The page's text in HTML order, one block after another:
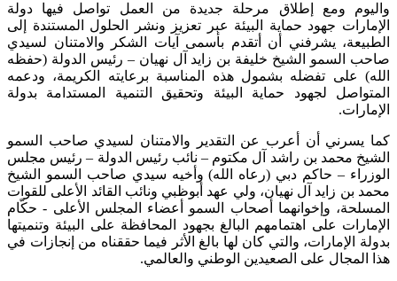
واليوم ومع إطلاق مرحلة جديدة من العمل تواصل فيها دولة
الإمارات جهود حماية البيئة عبر تعزيز ونشر الحلول المستندة إلى
الطبيعة، يشرفني أن أتقدم بأسمى آيات الشكر والامتنان لسيدي
صاحب السمو الشيخ خليفة بن زايد آل نهيان – رئيس الدولة (حفظه
الله) على تفضله بشمول هذه المناسبة برعايته الكريمة، ودعمه
المتواصل لجهود حماية البيئة وتحقيق التنمية المستدامة بدولة
الإمارات.
كما يسرني أن أعرب عن التقدير والامتنان لسيدي صاحب السمو
الشيخ محمد بن راشد آل مكتوم – نائب رئيس الدولة – رئيس مجلس
الوزراء – حاكم دبي (رعاه الله) وأخيه سيدي صاحب السمو الشيخ
محمد بن زايد آل نهيان، ولي عهد أبوظبي ونائب القائد الأعلى للقوات
المسلحة، وإخوانهما أصحاب السمو أعضاء المجلس الأعلى - حكّام
الإمارات على اهتمامهم البالغ بجهود المحافظة على البيئة وتنميتها
بدولة الإمارات، والتي كان لها بالغ الأثر فيما حققناه من إنجازات في
هذا المجال على الصعيدين الوطني والعالمي.